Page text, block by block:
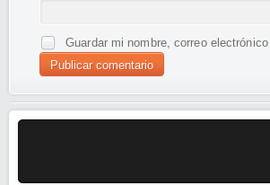
Guardar mi nombre, correo